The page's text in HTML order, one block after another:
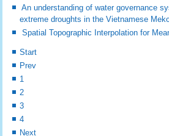
An understanding of water governance
extreme droughts in the Vietnamese
Spatial Topographic Interpolation for
Start
Prev
1
2
3
4
Next